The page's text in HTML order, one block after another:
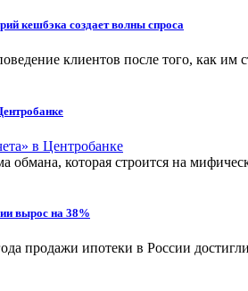
кешбэка создает волны спроса
клиентов после того, как им
обмана, которая строится на
вырос на 38%
продажи ипотеки в России